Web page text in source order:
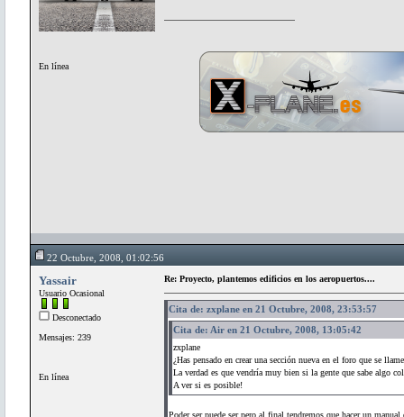
En línea
22 Octubre, 2008, 01:02:56
Yassair
Usuario Ocasional
Desconectado
Mensajes: 239
En línea
Re: Proyecto, plantemos edificios en los aeropuertos....
Cita de: zxplane en 21 Octubre, 2008, 23:53:57
Cita de: Air en 21 Octubre, 2008, 13:05:42
zxplane
¿Has pensado en crear una sección nueva en el foro que se
La verdad es que vendría muy bien si la gente que sabe algo
A ver si es posible!
Poder ser puede ser pero al final tendremos que hacer un